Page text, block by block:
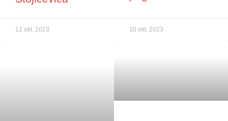
12 okt. 2023 10 okt. 2023